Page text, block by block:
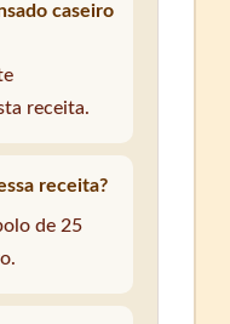
caseiro
receita.
receita?
de 25